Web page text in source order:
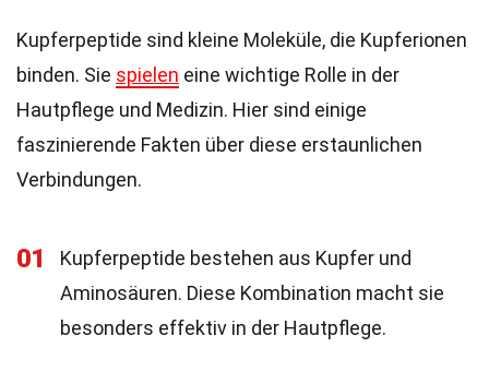
Kupferpeptide sind kleine Moleküle, die Kupferionen
binden. Sie spielen eine wichtige Rolle in der
Hautpflege und Medizin. Hier sind einige
faszinierende Fakten über diese erstaunlichen
Verbindungen.
01
Kupferpeptide bestehen aus Kupfer und
Aminosäuren. Diese Kombination macht sie
besonders effektiv in der Hautpflege.